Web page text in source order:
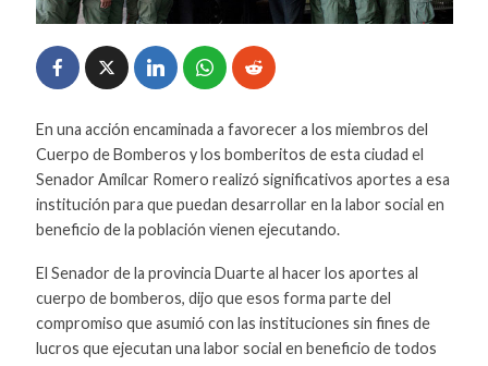
En una acción encaminada a favorecer a los miembros del
Cuerpo de Bomberos y los bomberitos de esta ciudad el
Senador Amílcar Romero realizó significativos aportes a esa
institución para que puedan desarrollar en la labor social en
beneficio de la población vienen ejecutando.
El Senador de la provincia Duarte al hacer los aportes al
cuerpo de bomberos, dijo que esos forma parte del
compromiso que asumió con las instituciones sin fines de
lucros que ejecutan una labor social en beneficio de todos